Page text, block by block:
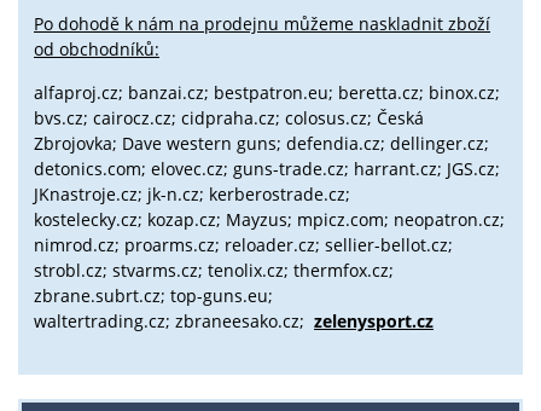
Po dohodě k nám na prodejnu můžeme naskladnit zboží
od obchodníků:
alfaproj.cz; banzai.cz; bestpatron.eu; beretta.cz; binox.cz;
bvs.cz; cairocz.cz; cidpraha.cz; colosus.cz; Česká
Zbrojovka; Dave western guns; defendia.cz; dellinger.cz;
detonics.com; elovec.cz; guns-trade.cz; harrant.cz; JGS.cz;
JKnastroje.cz; jk-n.cz; kerberostrade.cz;
kostelecky.cz; kozap.cz; Mayzus; mpicz.com; neopatron.cz;
nimrod.cz; proarms.cz; reloader.cz; sellier-bellot.cz;
strobl.cz; stvarms.cz; tenolix.cz; thermfox.cz;
zbrane.subrt.cz; top-guns.eu;
waltertrading.cz; zbraneesako.cz; zelenysport.cz